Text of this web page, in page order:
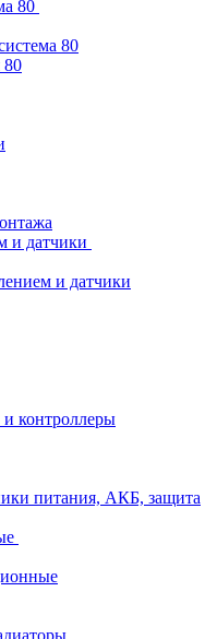
80
80
80
и датчики
и датчики
контроллеры
питания, АКБ, защита